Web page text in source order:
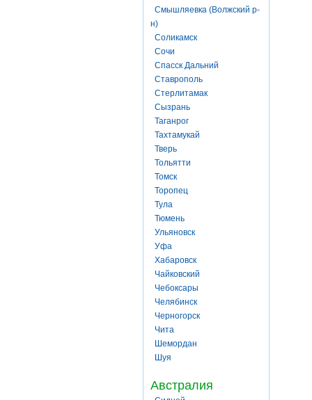
Смышляевка (Волжский р-
н)
Соликамск
Сочи
Спасск Дальний
Ставрополь
Стерлитамак
Сызрань
Таганрог
Тахтамукай
Тверь
Тольятти
Томск
Торопец
Тула
Тюмень
Ульяновск
Уфа
Хабаровск
Чайковский
Чебоксары
Челябинск
Черногорск
Чита
Шемордан
Шуя
Австралия